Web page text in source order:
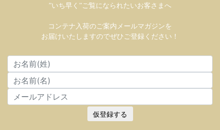
”いち早く”ご覧になられたいお客さまへ
コンテナ入荷のご案内メールマガジンを
お届けいたしますのでぜひご登録ください！
仮登録する